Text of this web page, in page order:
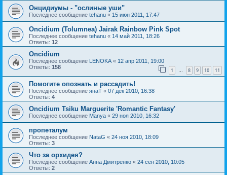
Онцидиумы - "ослиные уши"
Последнее сообщение tehanu « 15 июн 2011, 17:47
Oncidium (Tolumnea) Jairak Rainbow Pink Spot
Последнее сообщение tehanu « 14 май 2011, 18:26
Ответы: 12
Oncidium
Последнее сообщение LENOKA « 12 апр 2011, 19:00
Ответы: 158 1 … 8 9 10 11
Помогите опознать и рассадить!
Последнее сообщение янаТ « 07 дек 2010, 16:38
Ответы: 4
Oncidium Tsiku Marguerite 'Romantic Fantasy'
Последнее сообщение Manya « 29 ноя 2010, 16:32
пропеталум
Последнее сообщение NataG « 24 ноя 2010, 18:09
Ответы: 3
Что за орхидея?
Последнее сообщение Анна Дмитренко « 24 сен 2010, 10:05
Ответы: 2